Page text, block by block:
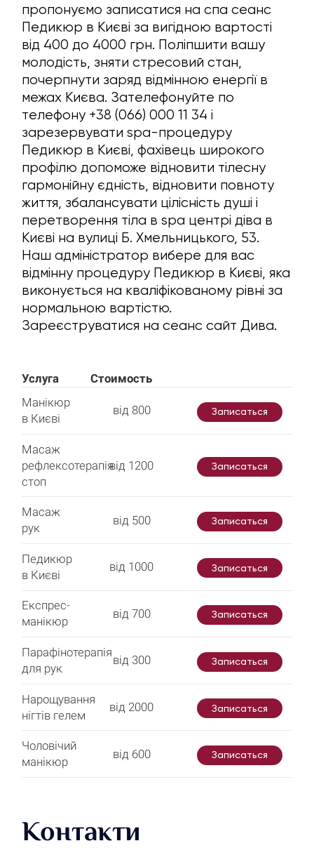
пропонуємо записатися на спа сеанс
Педикюр в Києві за вигідною вартості
від 400 до 4000 грн. Поліпшити вашу
молодість, зняти стресовий стан,
почерпнути заряд відмінною енергії в
межах Києва. Зателефонуйте по
телефону +38 (066) 000 11 34 i
зарезервувати spa-процедуру
Педикюр в Києві, фахівець широкого
профілю допоможе відновити тілесну
гармонійну єдність, відновити повноту
життя, збалансувати цілісність душі i
перетворення тіла в spa центрі діва в
Києві на вулиці Б. Хмельницького, 53.
Наш адміністратор вибере для вас
відмінну процедуру Педикюр в Києві, яка
виконується на кваліфікованому рівні за
нормальною вартістю.
Зареєструватися на сеанс сайт Дива.
Услуга
Стоимость
Манікюр
в Києві
від 800 Записаться
Масаж
рефлексотерапія
стоп
від 1200 Записаться
Масаж
рук
від 500 Записаться
Педикюр
в Києві
від 1000 Записаться
Експрес-
манікюр
від 700 Записаться
Парафінотерапія
для рук
від 300 Записаться
Нарощування
нігтів гелем
від 2000 Записаться
Чоловічий
манікюр
від 600 Записаться
Контакти